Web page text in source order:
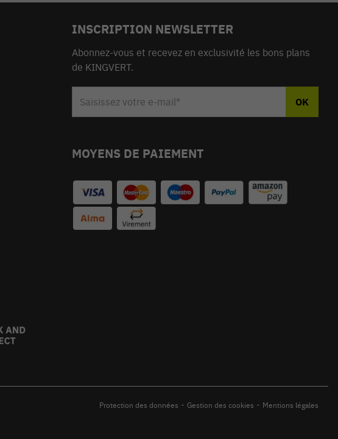
INSCRIPTION NEWSLETTER
Abonnez-vous et recevez en exclusivité les bons plans
de KINGVERT.
MOYENS DE PAIEMENT
Protection des données - Gestion des cookies - Mentions légales